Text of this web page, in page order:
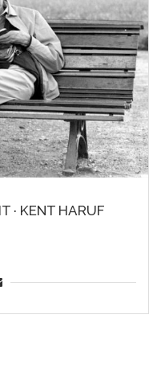
· KENT HARUF